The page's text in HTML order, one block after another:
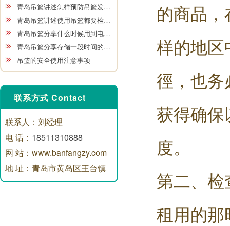
青岛吊篮讲述怎样预防吊篮发…
青岛吊篮讲述使用吊篮都要检…
青岛吊篮分享什么时候用到电…
青岛吊篮分享存储一段时间的…
吊篮的安全使用注意事项
联系方式 Contact
联系人：刘经理
电 话： 18511310888
网 站：www.banfangzy.com
地 址：青岛市黄岛区王台镇
的商品
样的地
徑，也
获得确
度。
第二、
租用的